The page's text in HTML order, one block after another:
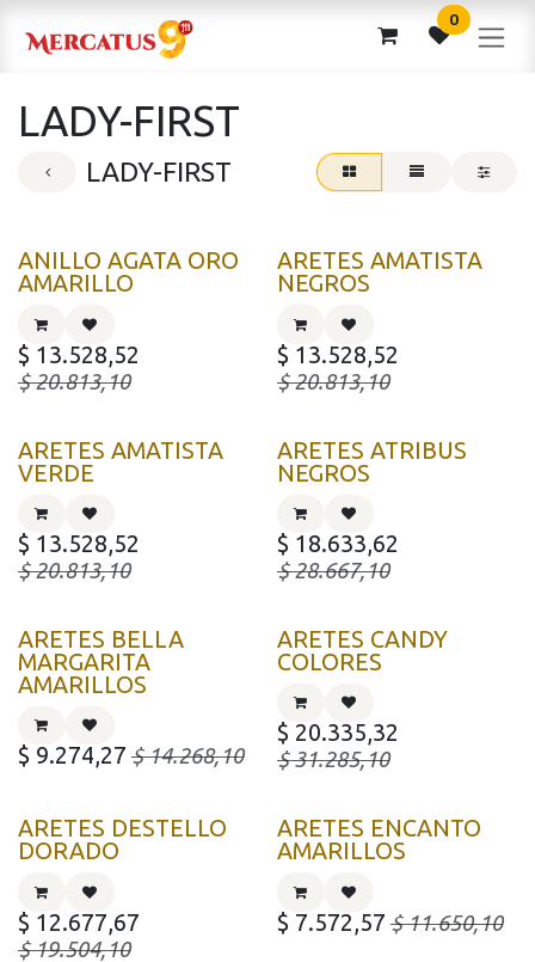
0
LADY-FIRST
LADY-FIRST
ANILLO AGATA ORO
AMARILLO
$ 13.528,52
$20.813,10
ARETES AMATISTA
NEGROS
$ 13.528,52
$20.813,10
ARETES AMATISTA
VERDE
$ 13.528,52
$20.813,10
ARETES ATRIBUS
NEGROS
$ 18.633,62
$28.667,10
ARETES BELLA
MARGARITA
AMARILLOS
$ 9.274,27 $14.268,10
ARETES CANDY
COLORES
$ 20.335,32
$31.285,10
ARETES DESTELLO
DORADO
$ 12.677,67
$19.504,10
ARETES ENCANTO
AMARILLOS
$ 7.572,57 $11.650,10